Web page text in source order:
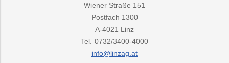
Wiener Straße 151
Postfach 1300
A-4021 Linz
Tel. 0732/3400-4000
info@linzag.at